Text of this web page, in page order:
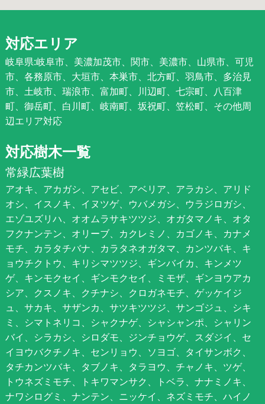
対応エリア
岐阜県:岐阜市、美濃加茂市、関市、美濃市、山県市、可児
市、各務原市、大垣市、本巣市、北方町、羽鳥市、多治見
市、土岐市、瑞浪市、富加町、川辺町、七宗町、八百津
町、御岳町、白川町、岐南町、坂祝町、笠松町、その他周
辺エリア対応
対応樹木一覧
常緑広葉樹
アオキ、アカガシ、アセビ、アベリア、アラカシ、アリド
オシ、イスノキ、イヌツゲ、ウバメガシ、ウラジロガシ、
エゾユズリハ、オオムラサキツツジ、オガタマノキ、オタ
フクナンテン、オリーブ、カクレミノ、カゴノキ、カナメ
モチ、カラタチバナ、カラタネオガタマ、カンツバキ、キ
ョウチクトウ、キリシマツツジ、ギンバイカ、キンメツ
ゲ、キンモクセイ、ギンモクセイ、ミモザ、ギンヨウアカ
シア、クスノキ、クチナシ、クロガネモチ、ゲッケイジ
ュ、サカキ、サザンカ、サツキツツジ、サンゴジュ、シキ
ミ、シマトネリコ、シャクナゲ、シャシャンポ、シャリン
バイ、シラカシ、シロダモ、ジンチョウゲ、スダジイ、セ
イヨウバクチノキ、センリョウ、ソヨゴ、タイサンボク、
タチカンツバキ、タブノキ、タラヨウ、チャノキ、ツゲ、
トウネズミモチ、トキワマンサク、トベラ、ナナミノキ、
ナワシログミ、ナンテン、ニッケイ、ネズミモチ、ハイノ